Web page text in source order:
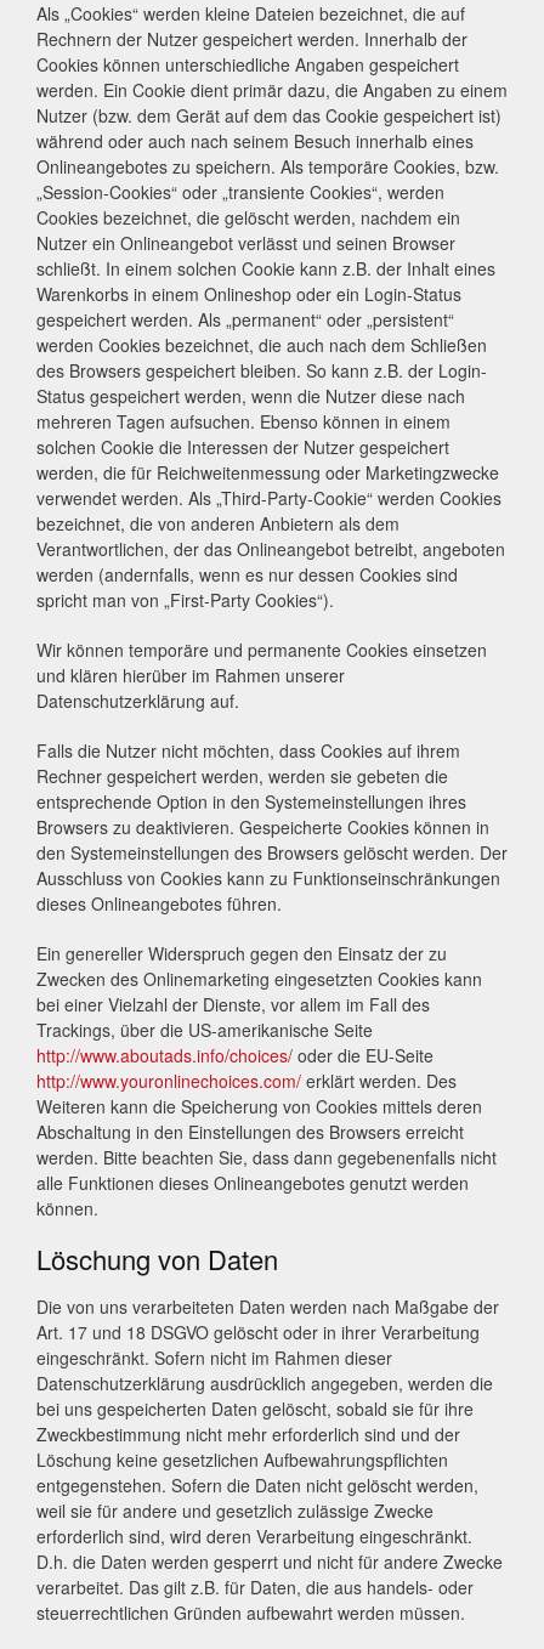
Als „Cookies“ werden kleine Dateien bezeichnet, die auf
Rechnern der Nutzer gespeichert werden. Innerhalb der
Cookies können unterschiedliche Angaben gespeichert
werden. Ein Cookie dient primär dazu, die Angaben zu einem
Nutzer (bzw. dem Gerät auf dem das Cookie gespeichert ist)
während oder auch nach seinem Besuch innerhalb eines
Onlineangebotes zu speichern. Als temporäre Cookies, bzw.
„Session-Cookies“ oder „transiente Cookies“, werden
Cookies bezeichnet, die gelöscht werden, nachdem ein
Nutzer ein Onlineangebot verlässt und seinen Browser
schließt. In einem solchen Cookie kann z.B. der Inhalt eines
Warenkorbs in einem Onlineshop oder ein Login-Status
gespeichert werden. Als „permanent“ oder „persistent“
werden Cookies bezeichnet, die auch nach dem Schließen
des Browsers gespeichert bleiben. So kann z.B. der Login-
Status gespeichert werden, wenn die Nutzer diese nach
mehreren Tagen aufsuchen. Ebenso können in einem
solchen Cookie die Interessen der Nutzer gespeichert
werden, die für Reichweitenmessung oder Marketingzwecke
verwendet werden. Als „Third-Party-Cookie“ werden Cookies
bezeichnet, die von anderen Anbietern als dem
Verantwortlichen, der das Onlineangebot betreibt, angeboten
werden (andernfalls, wenn es nur dessen Cookies sind
spricht man von „First-Party Cookies“).
Wir können temporäre und permanente Cookies einsetzen
und klären hierüber im Rahmen unserer
Datenschutzerklärung auf.
Falls die Nutzer nicht möchten, dass Cookies auf ihrem
Rechner gespeichert werden, werden sie gebeten die
entsprechende Option in den Systemeinstellungen ihres
Browsers zu deaktivieren. Gespeicherte Cookies können in
den Systemeinstellungen des Browsers gelöscht werden. Der
Ausschluss von Cookies kann zu Funktionseinschränkungen
dieses Onlineangebotes führen.
Ein genereller Widerspruch gegen den Einsatz der zu
Zwecken des Onlinemarketing eingesetzten Cookies kann
bei einer Vielzahl der Dienste, vor allem im Fall des
Trackings, über die US-amerikanische Seite
http://www.aboutads.info/choices/ oder die EU-Seite
http://www.youronlinechoices.com/ erklärt werden. Des
Weiteren kann die Speicherung von Cookies mittels deren
Abschaltung in den Einstellungen des Browsers erreicht
werden. Bitte beachten Sie, dass dann gegebenenfalls nicht
alle Funktionen dieses Onlineangebotes genutzt werden
können.
Löschung von Daten
Die von uns verarbeiteten Daten werden nach Maßgabe der
Art. 17 und 18 DSGVO gelöscht oder in ihrer Verarbeitung
eingeschränkt. Sofern nicht im Rahmen dieser
Datenschutzerklärung ausdrücklich angegeben, werden die
bei uns gespeicherten Daten gelöscht, sobald sie für ihre
Zweckbestimmung nicht mehr erforderlich sind und der
Löschung keine gesetzlichen Aufbewahrungspflichten
entgegenstehen. Sofern die Daten nicht gelöscht werden,
weil sie für andere und gesetzlich zulässige Zwecke
erforderlich sind, wird deren Verarbeitung eingeschränkt.
D.h. die Daten werden gesperrt und nicht für andere Zwecke
verarbeitet. Das gilt z.B. für Daten, die aus handels- oder
steuerrechtlichen Gründen aufbewahrt werden müssen.